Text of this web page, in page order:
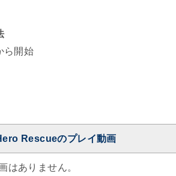
ら開始
Rescueのプレイ動画
はありません。